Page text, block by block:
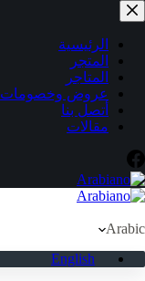
التجاوز
إلى
المحتوىالرئيسية
المتجر
المتاجر
عروض وخصومات
أتصل بنا
مقالات
Arabic
English